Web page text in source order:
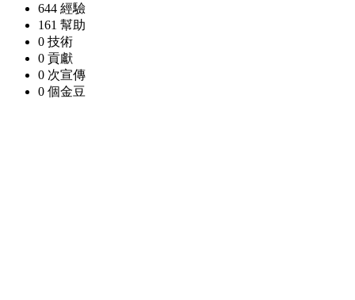
644 經驗
161 幫助
0 技術
0 貢獻
0 次宣傳
0 個金豆